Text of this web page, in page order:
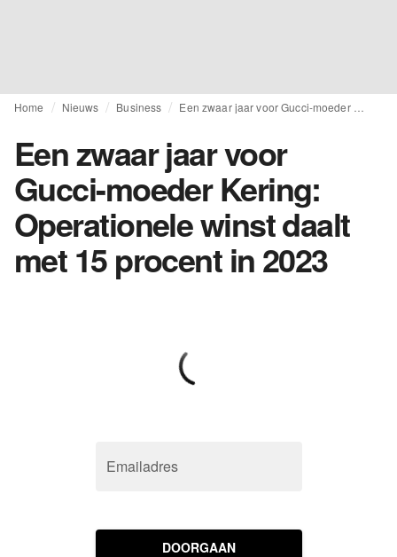
Home Nieuws Business
Een zwaar jaar voor
Gucci-moeder Kering:
Operationele winst daalt
met 15 procent in 2023
Emailadres
DOORGAAN